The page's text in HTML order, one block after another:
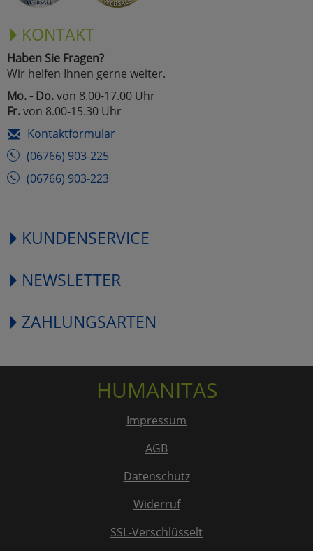
KONTAKT
Haben Sie Fragen?
Wir helfen Ihnen gerne weiter.
Mo. - Do.von 8.00-17.00 Uhr
Fr.von 8.00-15.30 Uhr
Kontaktformular
(06766) 903-225
(06766) 903-223
KUNDENSERVICE
NEWSLETTER
ZAHLUNGSARTEN
HUMANITAS
Impressum
AGB
Datenschutz
Widerruf
SSL-Verschlüsselt